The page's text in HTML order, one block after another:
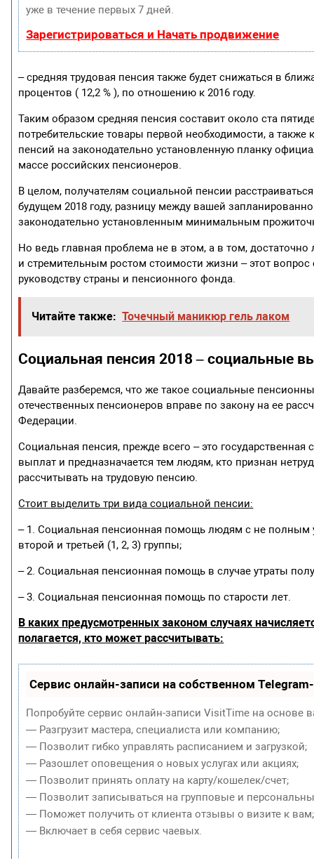
уже в течение первых 7 дней.
Зарегистрироваться и Начать продвижение
– средняя трудовая пенсия также будет снижаться в
процентов ( 12,2 % ), по отношению к 2016 году.
Таким образом средняя пенсия составит около ста
потребительские товары первой необходимости, а
пенсий на законодательно установленную планку
массе российских пенсионеров.
В целом, получателям социальной пенсии
будущем 2018 году, разницу между вашей
законодательно установленным минимальным
Но ведь главная проблема не в этом, а в том,
и стремительным ростом стоимости жизни – этот
руководству страны и пенсионного фонда.
Читайте также: Точечный маникюр гель лаком
Социальная пенсия 2018 – социальные
Давайте разберемся, что же такое социальные
отечественных пенсионеров вправе по закону на ее
Федерации.
Социальная пенсия, прежде всего – это
выплат и предназначается тем людям, кто признан
рассчитывать на трудовую пенсию.
Стоит выделить три вида социальной пенсии:
– 1. Социальная пенсионная помощь людям с не
второй и третьей (1, 2, 3) группы;
– 2. Социальная пенсионная помощь в случае утраты
– 3. Социальная пенсионная помощь по старости лет.
В каких предусмотренных законом случаях
полагается, кто может рассчитывать:
Сервис онлайн-записи на собственном
Попробуйте сервис онлайн-записи VisitTime на основе
— Разгрузит мастера, специалиста или компанию;
— Позволит гибко управлять расписанием и загрузкой;
— Разошлет оповещения о новых услугах или акциях;
— Позволит принять оплату на карту/кошелек/счет;
— Позволит записываться на групповые и
— Поможет получить от клиента отзывы о визите к вам;
— Включает в себя сервис чаевых.